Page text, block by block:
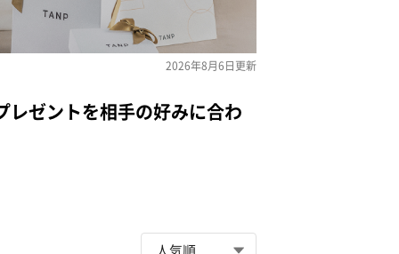
2026年8月6日更新
レゼントを相手の好みに合わ